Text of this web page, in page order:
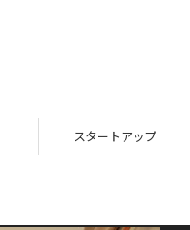
スタートアップ